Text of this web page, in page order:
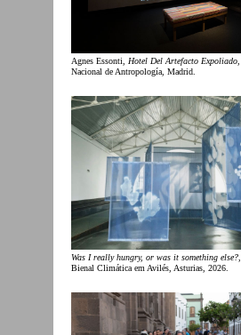
Agnes Essonti, Hotel Del Artefacto Expoliado
Nacional de Antropología, Madrid.
Was I really hungry, or was it something else?
Bienal Climática em Avilés, Asturias, 2026.